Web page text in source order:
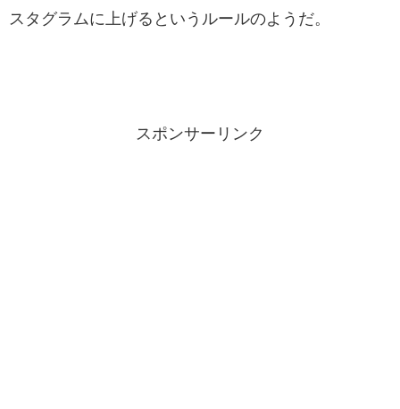
スタグラムに上げるというルールのようだ。
スポンサーリンク